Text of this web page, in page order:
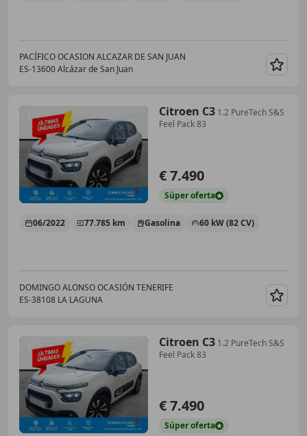
PACÍFICO OCASION ALCAZAR DE SAN JUAN
ES-13600 Alcázar de San Juan
Citroen C3 1.2 PureTech S&S
Feel Pack 83
€ 7.490
Súperoferta
06/2022 77.785 km Gasolina 60 kW (82 CV)
DOMINGO ALONSO OCASIÓN TENERIFE
ES-38108 LA LAGUNA
Citroen C3 1.2 PureTech S&S
Feel Pack 83
€ 7.490
Súperoferta